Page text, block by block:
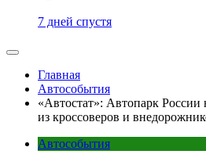
7 дней спустя
Главная
Автособытия
«Автостат»: Автопарк России
из кроссоверов и
Автособытия